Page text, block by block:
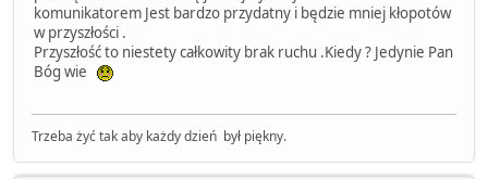
komunikatorem Jest bardzo przydatny i będzie mniej kłopotów
w przyszłości .
Przyszłość to niestety całkowity brak ruchu .Kiedy ? Jedynie Pan
Bóg wie
Trzeba żyć tak aby każdy dzień był piękny.